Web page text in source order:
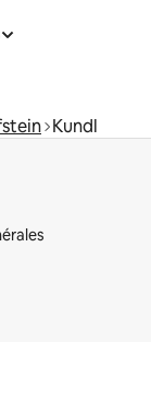
Kundl